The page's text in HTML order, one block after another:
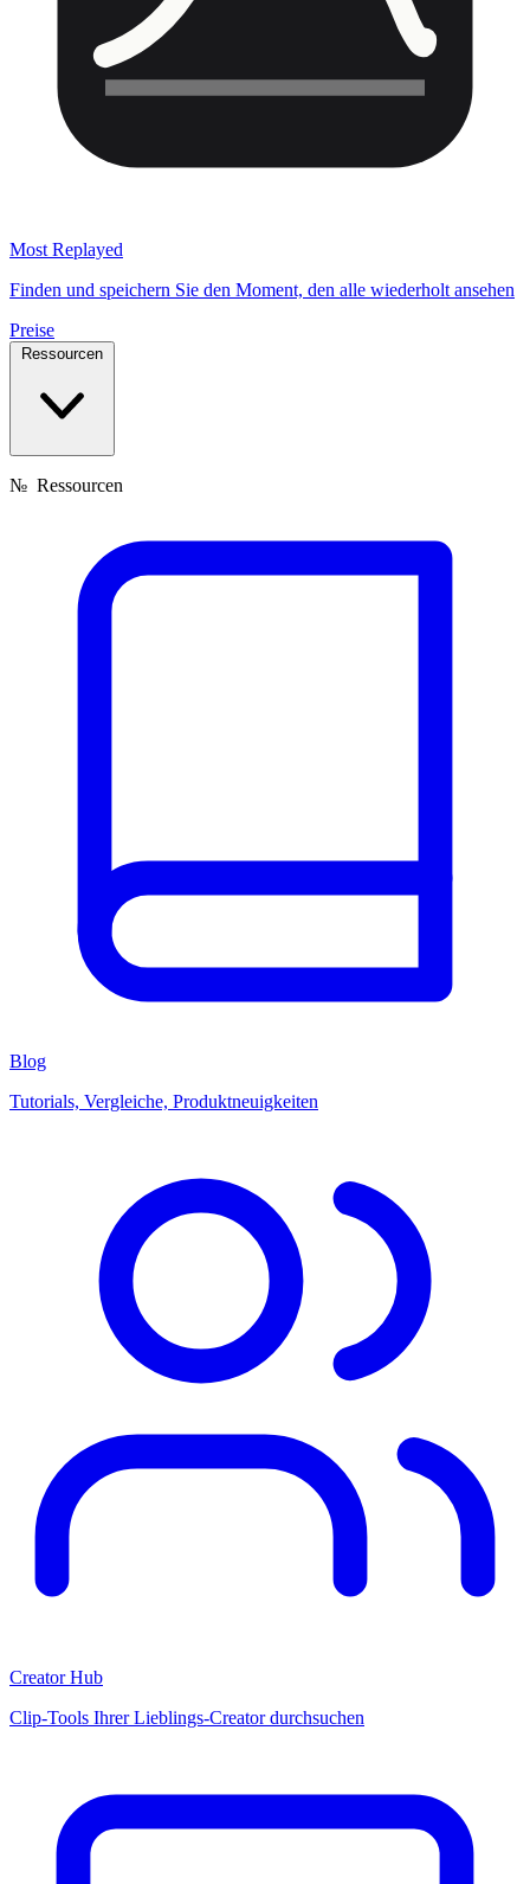
Most Replayed
Finden und speichern Sie den Moment, den alle wiederholt ansehen
Preise
Ressourcen
№ Ressourcen
Blog
Tutorials, Vergleiche, Produktneuigkeiten
Creator Hub
Clip-Tools Ihrer Lieblings-Creator durchsuchen